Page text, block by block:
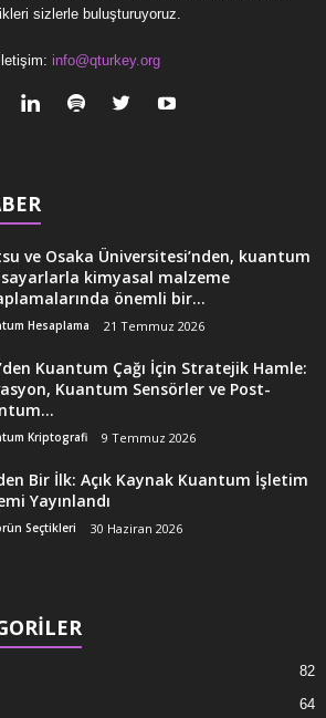
sizlerle buluşturuyoruz.
İletişim: info@qturkey.org
ve Osaka Üniversitesi’nden, kuantum
kimyasal malzeme
önemli bir...
Hesaplama 21 Temmuz 2026
Kuantum Çağı İçin Stratejik Hamle:
Kuantum Sensörler ve Post-
Kriptografi 9 Temmuz 2026
Bir İlk: Açık Kaynak Kuantum İşletim
Yayınlandı
Seçtikleri 30 Haziran 2026
82
64